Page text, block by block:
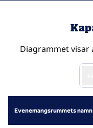
Diagrammet
Evenemangsrummets namn